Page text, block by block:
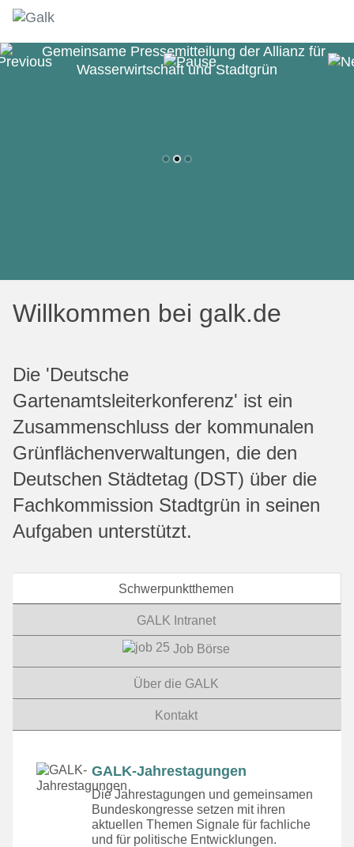
Willkommen bei galk.de
Die 'Deutsche
Gartenamtsleiterkonferenz' ist ein
Zusammenschluss der kommunalen
Grünflächenverwaltungen, die den
Deutschen Städtetag (DST) über die
Fachkommission Stadtgrün in seinen
Aufgaben unterstützt.
Schwerpunktthemen
GALK Intranet
Job Börse
Über die GALK
Kontakt
GALK-Jahrestagungen
Die Jahrestagungen und gemeinsamen
Bundeskongresse setzen mit ihren
aktuellen Themen Signale für fachliche
und für politische Entwicklungen.